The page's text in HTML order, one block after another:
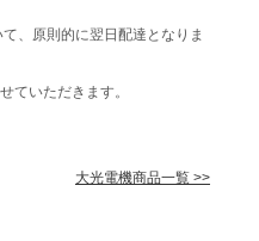
、原則的に翌日配達となりま
ていただきます。
大光電機商品一覧 >>